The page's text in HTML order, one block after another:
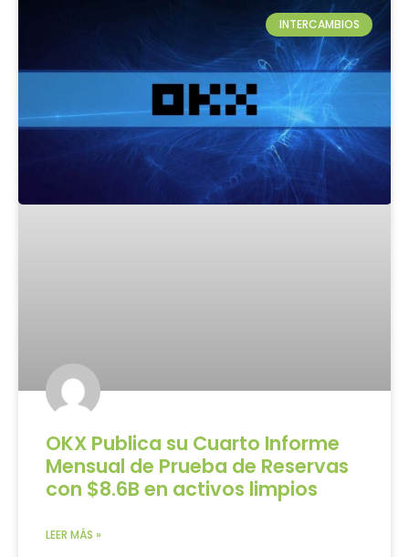
INTERCAMBIOS
OKX Publica su Cuarto Informe
Mensual de Prueba de Reservas
con $8.6B en activos limpios
LEER MÁS »